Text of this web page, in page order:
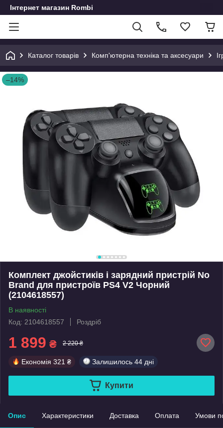
Інтернет магазин Rombi
Каталог товарів Комп'ютерна техніка та аксесуари
–14%
Комплект джойстиків і зарядний пристрій No
Brand для пристроїв PS4 V2 Чорний
(2104618557)
В наявності
Код: 2104618557
Роздріб
1 899 ₴ 2 220 ₴
Економія 321 ₴ Залишилось 44 дні
Купити
Опис Характеристики Доставка Оплата Умови